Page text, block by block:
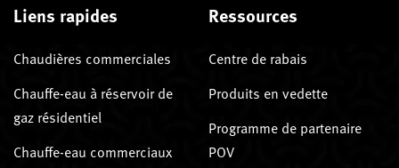
Liens rapides
Chaudières commerciales
Chauffe-eau à réservoir de
gaz résidentiel
Chauffe-eau commerciaux
Ressources
Centre de rabais
Produits en vedette
Programme de partenaire
POV